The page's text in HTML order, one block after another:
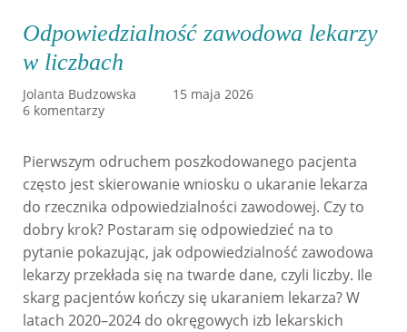
Odpowiedzialność zawodowa lekarzy
w liczbach
Jolanta Budzowska
15 maja 2026
6 komentarzy
Pierwszym odruchem poszkodowanego pacjenta
często jest skierowanie wniosku o ukaranie lekarza
do rzecznika odpowiedzialności zawodowej. Czy to
dobry krok? Postaram się odpowiedzieć na to
pytanie pokazując, jak odpowiedzialność zawodowa
lekarzy przekłada się na twarde dane, czyli liczby. Ile
skarg pacjentów kończy się ukaraniem lekarza? W
latach 2020–2024 do okręgowych izb lekarskich